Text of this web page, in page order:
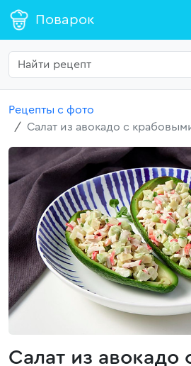
Поварок
Рецепты с фото
Салат из авокадо с
Салат из авокадо